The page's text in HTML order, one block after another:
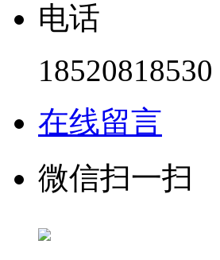
电话
18520818530
在线留言
微信扫一扫